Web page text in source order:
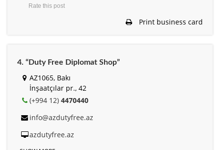
Rate this post
Print business card
4. “Duty Free Diplomat Shop”
AZ1065, Bakı
İnşaatçılar pr., 42
(+994 12) 4470440
info@azdutyfree.az
azdutyfree.az